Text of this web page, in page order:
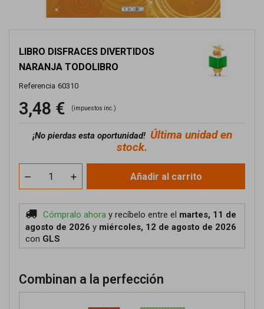
LIBRO DISFRACES DIVERTIDOS
NARANJA TODOLIBRO
Referencia 60310
3,48 € (impuestos inc.)
¡No pierdas esta oportunidad! Última unidad en
stock.
Añadir al carrito
Cómpralo ahora y recíbelo entre el martes, 11 de
agosto de 2026 y miércoles, 12 de agosto de 2026
con GLS
Combinan a la perfección